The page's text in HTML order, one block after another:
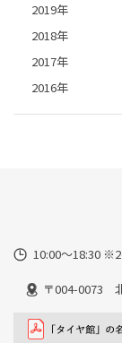
2019年
2018年
2017年
2016年
10:00～18:30
〒004-0073